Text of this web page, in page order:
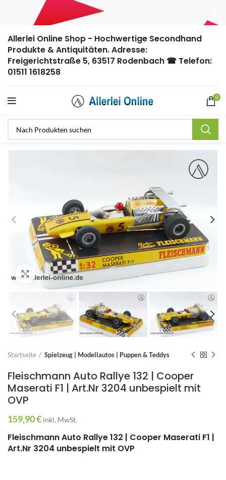
Allerlei Online Shop - Hochwertige Secondhand
Produkte & Antiquitäten. Adresse:
Freigerichtstraße 5, 63517 Rodenbach ☎ Telefon:
01511 1618258
0
Zum Vergrößern anklicken
Startseite Spielzeug | Modellautos | Puppen & Teddys
Fleischmann Auto Rallye 132 | Cooper
Maserati F1 | Art.Nr 3204 unbespielt mit
OVP
159,90€ inkl. MwSt.
Fleischmann Auto Rallye 132 | Cooper Maserati F1 |
Art.Nr 3204 unbespielt mit OVP